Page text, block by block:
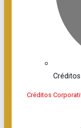
Créditos